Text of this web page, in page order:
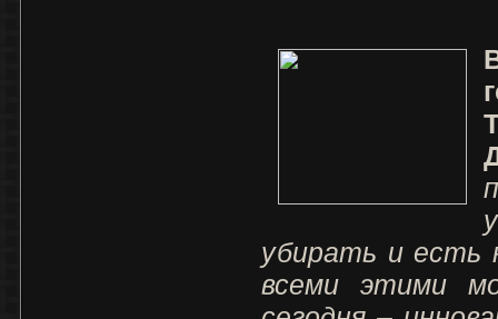
убирать и есть
всеми этими